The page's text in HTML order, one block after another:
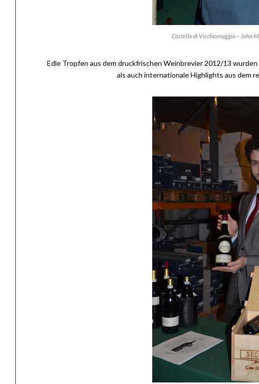
Castello di Vicchiomaggio – John
Edle Tropfen aus dem druckfrischen Weinbrevier 2012/13
als auch internationale Highlights aus dem